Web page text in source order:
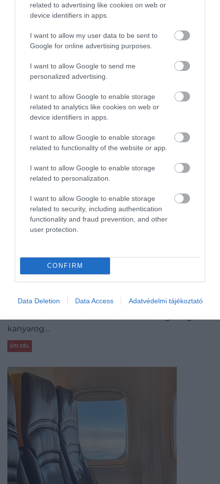
related to advertising like cookies on web or
device identifiers in apps.
I want to allow my user data to be sent to
Google for online advertising purposes.
I want to allow Google to send me
personalized advertising.
I want to allow Google to enable storage
related to analytics like cookies on web or
device identifiers in apps.
I want to allow Google to enable storage
related to functionality of the website or app.
I want to allow Google to enable storage
related to personalization.
I want to allow Google to enable storage
related to security, including authentication
functionality and fraud prevention, and other
user protection.
CONFIRM
Data Deletion Data Access Adatvédelmi tájékoztató
még több úti cél
Lélegzetelállító panorámát kínál
Európa legmagasabban közlekedő
A francia Pireneusok egyik leglátványosabb
kanyarog…
ÚTI CÉL